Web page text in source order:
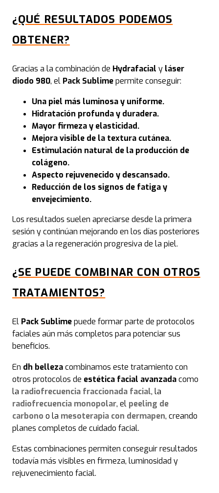
¿QUÉ RESULTADOS PODEMOS
OBTENER?
Gracias a la combinación de Hydrafacial y láser
diodo 980, el Pack Sublimepermite conseguir:
Una piel más luminosa y uniforme.
Hidratación profunda y duradera.
Mayor firmeza y elasticidad.
Mejora visible de la textura cutánea.
Estimulación natural de la producción de
colágeno.
Aspecto rejuvenecido y descansado.
Reducción de los signos de fatiga y
envejecimiento.
Los resultados suelen apreciarse desde la primera
sesión y continúan mejorando en los días posteriores
gracias a la regeneración progresiva de la piel.
¿SE PUEDE COMBINAR CON OTROS
TRATAMIENTOS?
El Pack Sublimepuede formar parte de protocolos
faciales aún más completos para potenciar sus
beneficios.
En dh bellezacombinamos este tratamiento con
otros protocolos de estética facial avanzadacomo
la radiofrecuencia fraccionada facial, la
radiofrecuencia monopolar, el peeling de
carbono o la mesoterapia con dermapen, creando
planes completos de cuidado facial.
Estas combinaciones permiten conseguir resultados
todavía más visibles en firmeza, luminosidad y
rejuvenecimiento facial.